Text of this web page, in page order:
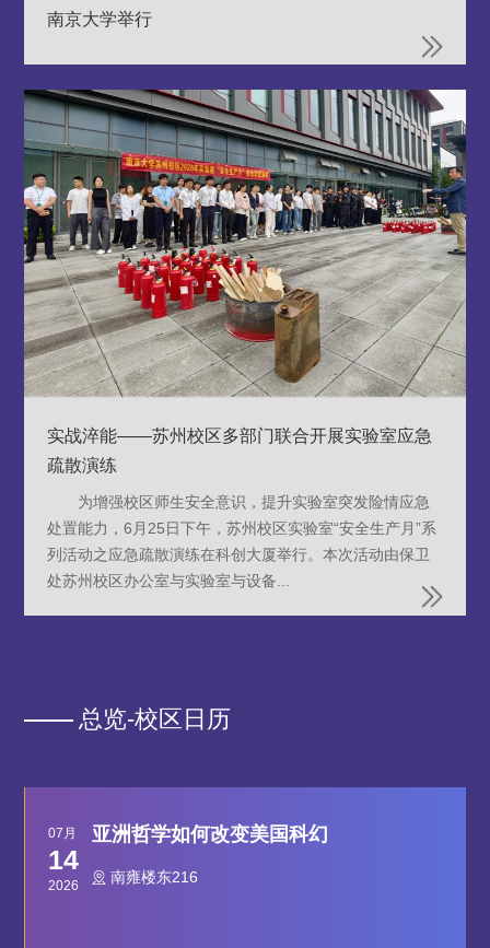
南京大学举行
实战淬能——苏州校区多部门联合开展实验室应急
疏散演练
为增强校区师生安全意识，提升实验室突发险情应急
处置能力，6月25日下午，苏州校区实验室“安全生产月”系
列活动之应急疏散演练在科创大厦举行。本次活动由保卫
处苏州校区办公室与实验室与设备...
总览-校区日历
07月
14
2026
亚洲哲学如何改变美国科幻
南雍楼东216